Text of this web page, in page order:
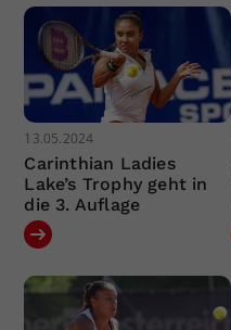
13.05.2024
Carinthian Ladies
Lake’s Trophy geht in
die 3. Auflage